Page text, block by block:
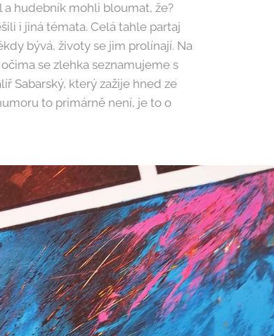
hudebník mohli bloumat, že?
i jiná témata. Celá tahle partaj
bývá, životy se jim prolínají. Na
se zlehka seznamujeme s
Sabarský, který zažije hned ze
to primárně není, je to o